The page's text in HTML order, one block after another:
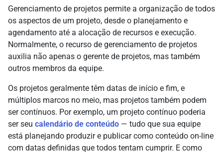
Gerenciamento de projetos permite a organização de todos
os aspectos de um projeto, desde o planejamento e
agendamento até a alocação de recursos e execução.
Normalmente, o recurso de gerenciamento de projetos
auxilia não apenas o gerente de projetos, mas também
outros membros da equipe.
Os projetos geralmente têm datas de início e fim, e
múltiplos marcos no meio, mas projetos também podem
ser contínuos. Por exemplo, um projeto contínuo poderia
ser seu calendário de conteúdo — tudo que sua equipe
está planejando produzir e publicar como conteúdo on-line
com datas definidas que todos tentam cumprir. E como